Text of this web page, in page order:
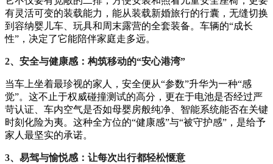
有灵活可变的装载能力，能从装载新婚旅行的行囊，无缝切换
到容纳婴儿车、玩具和周末露营的全套装备。车辆的“成长
性”，决定了它能陪伴家庭走多远。
2、安全与健康感：构筑移动的“安心港湾”
当车上坐着最珍视的家人，安全便从“参数”升华为一种“感
觉”。这不止于权威碰撞测试的高分，更在于电池是否经过严
苛认证、车内空气是否如母婴房般纯净、智能系统能否在关键
时刻化险为夷。这种全方位的“健康感”与“被守护感”，是给予
家人最坚实的承诺。
3、易驾与愉悦感：让每次出行都轻松惬意